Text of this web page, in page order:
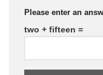
Please enter an
two + fifteen =